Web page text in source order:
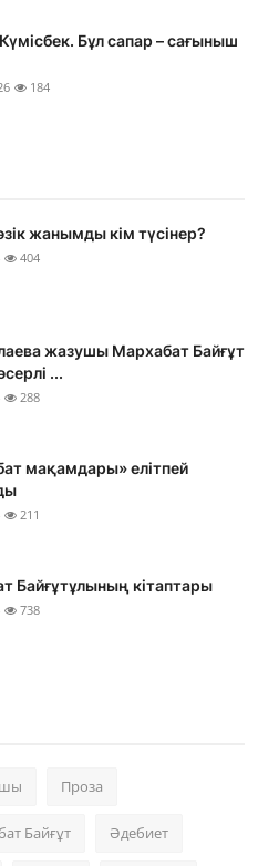
Бұл сапар – сағыныш
184
жанымды кім түсінер?
404
жазушы Мархабат Байғұт
...
288
мақамдары» елітпей
211
Байғұтұлының кітаптары
738
Проза
Байғұт Әдебиет